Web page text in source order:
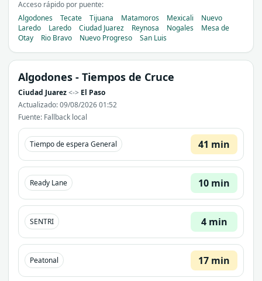
Acceso rápido por puente:
Algodones
Tecate Tijuana Matamoros Mexicali
Nuevo
Laredo
Laredo Ciudad Juarez Reynosa Nogales
Mesa de
Otay
Rio Bravo Nuevo Progreso San Luis
Algodones - Tiempos de Cruce
Ciudad Juarez<-> El Paso
Actualizado: 09/08/2026 01:52
Fuente: Fallback local
Tiempo de espera General 41 min
Ready Lane 10 min
SENTRI 4 min
Peatonal 17 min